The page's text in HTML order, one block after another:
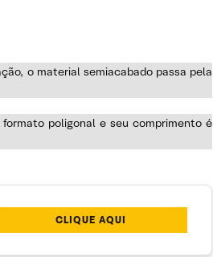
o material semiacabado passa pela
poligonal e seu comprimento é
CLIQUE AQUI